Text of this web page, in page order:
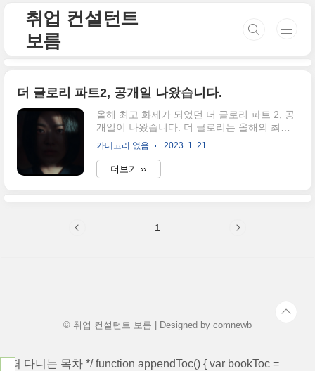
취업 컨설턴트
보름
더 글로리 파트2, 공개일 나왔습니다.
올해 최고 화제가 되었던 더 글로리 파트 2, 공
개일이 나왔습니다. 더 글로리는 올해의 최대
화제 작품이죠. "학교 폭력"을 당한 문동은(송
혜교)이 학교 폭력 가해자들을 찾아가 복수하
는 내용을 다룬 드라마인데요. 사실 학교폭력
을 주제로 한 드라마인 만큼, 공개 예정 시 우려
못 자고 있을 듯"이라고 말하며 큰 흥행을 이뤄
카테고리 없음 2023. 1. 21.
더보기 ››
1
© 취업 컨설턴트 보름 | Designed by comnewb
/* 떠 다니는 목차 */ function appendToc() { var bookToc =